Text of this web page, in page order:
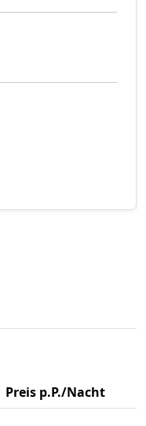
Preis p.P./Nacht